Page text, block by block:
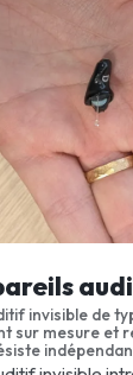
invisible de
sur mesure et